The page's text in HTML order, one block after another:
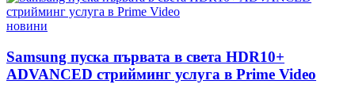
Posted
новини
Samsung пуска първата в света HDR10+
ADVANCED стрийминг услуга в Prime Video